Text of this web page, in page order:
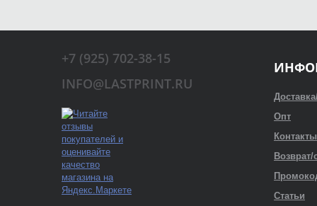
+7 (925) 702-38-15
INFO@LASTPRINT.RU
Опт
Контакты
Статьи